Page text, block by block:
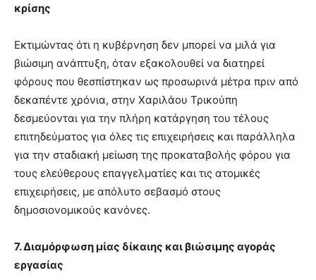
κρίσης
Εκτιμώντας ότι η κυβέρνηση δεν μπορεί να μιλά για
βιώσιμη ανάπτυξη, όταν εξακολουθεί να διατηρεί
φόρους που θεσπίστηκαν ως προσωρινά μέτρα πριν από
δεκαπέντε χρόνια, στην Χαριλάου Τρικούπη
δεσμεύονται για την πλήρη κατάργηση του τέλους
επιτηδεύματος για όλες τις επιχειρήσεις και παράλληλα
για την σταδιακή μείωση της προκαταβολής φόρου για
τους ελεύθερους επαγγελματίες και τις ατομικές
επιχειρήσεις, με απόλυτο σεβασμό στους
δημοσιονομικούς κανόνες.
7. Διαμόρφωση μίας δίκαιης και βιώσιμης αγοράς
εργασίας